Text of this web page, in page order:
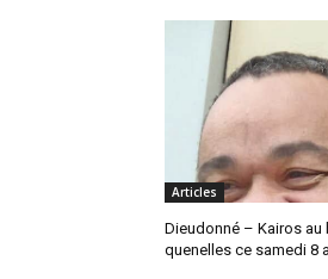
Articles
Dieudonné – Kairos au
quenelles ce samedi 8